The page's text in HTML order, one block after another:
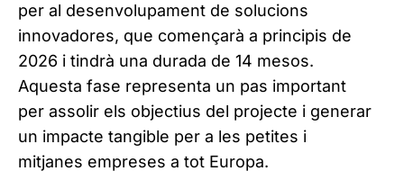
per al desenvolupament de solucions
innovadores, que començarà a principis de
2026 i tindrà una durada de 14 mesos.
Aquesta fase representa un pas important
per assolir els objectius del projecte i generar
un impacte tangible per a les petites i
mitjanes empreses a tot Europa.